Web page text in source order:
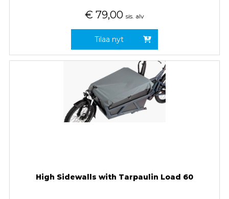
€ 79,00 sis. alv
Tilaa nyt
High Sidewalls with Tarpaulin Load 60